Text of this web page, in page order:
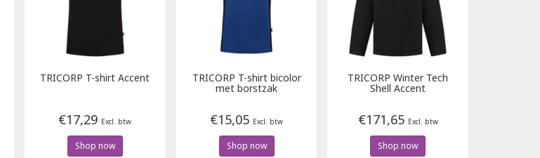
TRICORP T-shirt Accent
€17,29 Excl. btw
Shop now
TRICORP T-shirt bicolor
met borstzak
€15,05 Excl. btw
Shop now
TRICORP Winter Tech
Shell Accent
€171,65 Excl. btw
Shop now